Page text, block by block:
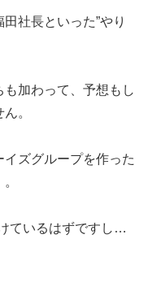
社長といった”やり
加わって、予想もし
。
ズグループを作った
ているはずですし…